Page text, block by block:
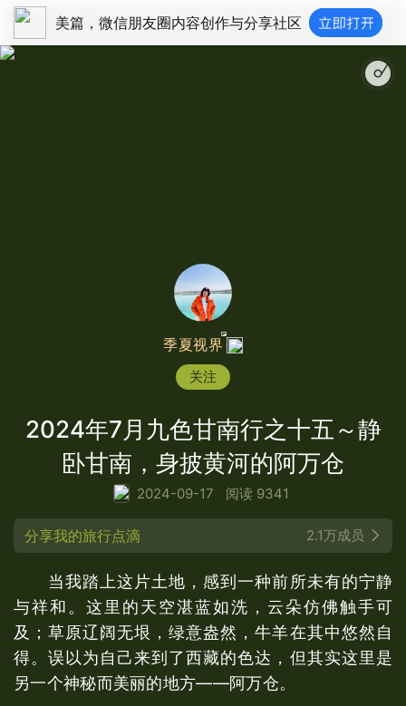
美篇，微信朋友圈内容创作与分享社区
季夏视界
关注
2024年7月九色甘南行之十五～静
卧甘南，身披黄河的阿万仓
2024-09-17 阅读 9341
分享我的旅行点滴 2.1万成员
当我踏上这片土地，感到一种前所未有的宁静
与祥和。这里的天空湛蓝如洗，云朵仿佛触手可
及；草原辽阔无垠，绿意盎然，牛羊在其中悠然自
得。误以为自己来到了西藏的色达，但其实这里是
另一个神秘而美丽的地方——阿万仓。
游牧时光|相